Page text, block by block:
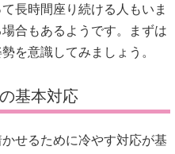
長時間座り続ける人もいま
合もあるようです。まずは
を意識してみましょう。
基本対応
せるために冷やす対応が基